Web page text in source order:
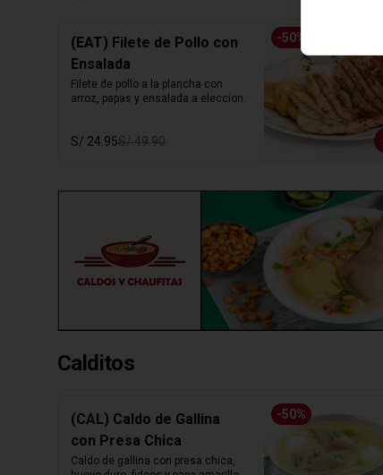
-50%
(EAT) Filete de Pollo con
Ensalada
Filete de pollo a la plancha con
arroz, papas y ensalada a eleccion.
S/ 24.95S/ 49.90
Calditos
-50%
(CAL) Caldo de Gallina
con Presa Chica
Caldo de gallina con presa chica,